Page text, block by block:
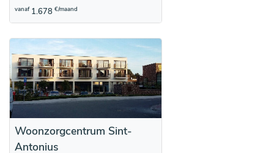
vanaf 1.678 €/maand
Woonzorgcentrum Sint-
Antonius